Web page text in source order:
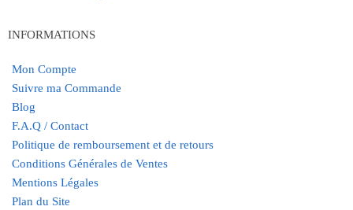
INFORMATIONS
Mon Compte
Suivre ma Commande
Blog
F.A.Q / Contact
Politique de remboursement et de retours
Conditions Générales de Ventes
Mentions Légales
Plan du Site